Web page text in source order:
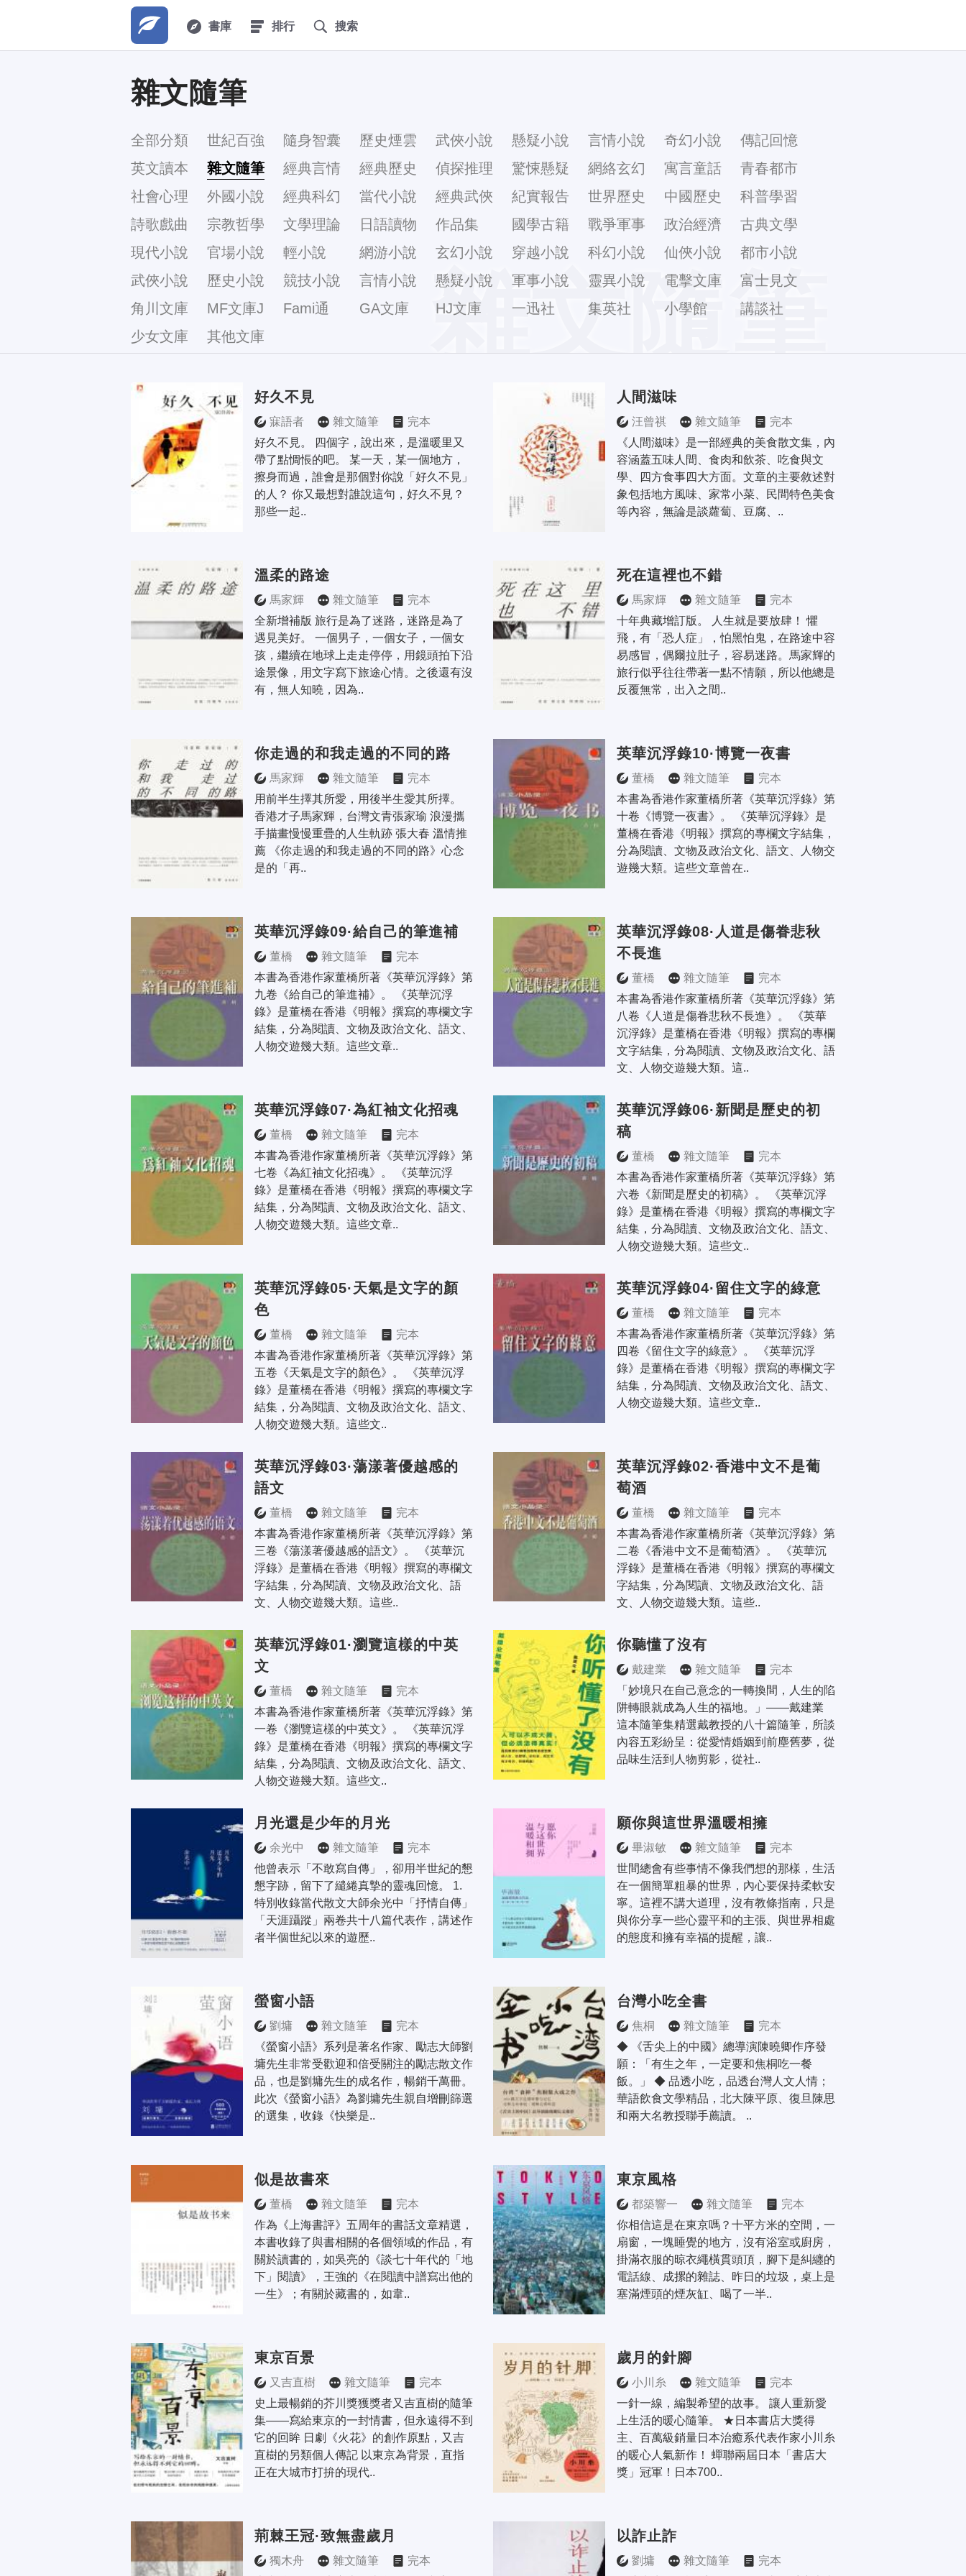
書庫 排行 搜索
雜文隨筆
雜文隨筆
全部分類 世紀百強 隨身智囊 歷史煙雲 武俠小說 懸疑小說 言情小說 奇幻小說
傳記回憶
英文讀本
雜文隨筆 經典言情 經典歷史 偵探推理 驚悚懸疑 網絡玄幻 寓言童話
青春都市
社會心理
外國小說 經典科幻 當代小說 經典武俠 紀實報告 世界歷史 中國歷史
科普學習
詩歌戲曲
宗教哲學 文學理論 日語讀物 作品集 國學古籍 戰爭軍事 政治經濟
古典文學
現代小說
官場小說 輕小說 網游小說 玄幻小說 穿越小說 科幻小說 仙俠小說
都市小說
武俠小說
歷史小說 競技小說 言情小說 懸疑小說 軍事小說 靈異小說 電擊文庫
富士見文
庫
角川文庫 MF文庫J
Fami通
GA文庫 HJ文庫 一迅社 集英社 小學館
講談社
少女文庫
其他文庫
好久不見
寐語者 雜文隨筆
完本
好久不見。 四個字，說出來，是溫暖里又
帶了點惆悵的吧。 某一天，某一個地方，
擦身而過，誰會是那個對你說「好久不見」
的人？ 你又最想對誰說這句，好久不見？
那些一起..
人間滋味
汪曾祺 雜文隨筆
完本
《人間滋味》是一部經典的美食散文集，內
容涵蓋五味人間、食肉和飲茶、吃食與文
學、四方食事四大方面。文章的主要敘述對
象包括地方風味、家常小菜、民間特色美食
等內容，無論是談蘿蔔、豆腐、..
溫柔的路途
馬家輝 雜文隨筆
完本
全新增補版 旅行是為了迷路，迷路是為了
遇見美好。 一個男子，一個女子，一個女
孩，繼續在地球上走走停停，用鏡頭拍下沿
途景像，用文字寫下旅途心情。之後還有沒
有，無人知曉，因為..
死在這裡也不錯
馬家輝 雜文隨筆
完本
十年典藏增訂版。 人生就是要放肆！ 懼
飛，有「恐人症」，怕黑怕鬼，在路途中容
易感冒，偶爾拉肚子，容易迷路。馬家輝的
旅行似乎往往帶著一點不情願，所以他總是
反覆無常，出入之間..
你走過的和我走過的不同的路
馬家輝 雜文隨筆
完本
用前半生擇其所愛，用後半生愛其所擇。
香港才子馬家輝，台灣文青張家瑜 浪漫攜
手描畫慢慢重疊的人生軌跡 張大春 溫情推
薦 《你走過的和我走過的不同的路》心念
是的「再..
英華沉浮錄10·博覽一夜書
董橋 雜文隨筆
完本
本書為香港作家董橋所著《英華沉浮錄》第
十卷《博覽一夜書》。 《英華沉浮錄》是
董橋在香港《明報》撰寫的專欄文字結集，
分為閱讀、文物及政治文化、語文、人物交
遊幾大類。這些文章曾在..
英華沉浮錄09·給自己的筆進補
董橋 雜文隨筆
完本
本書為香港作家董橋所著《英華沉浮錄》第
九卷《給自己的筆進補》。 《英華沉浮
錄》是董橋在香港《明報》撰寫的專欄文字
結集，分為閱讀、文物及政治文化、語文、
人物交遊幾大類。這些文章..
英華沉浮錄08·人道是傷眷悲秋
不長進
董橋 雜文隨筆
完本
本書為香港作家董橋所著《英華沉浮錄》第
八卷《人道是傷眷悲秋不長進》。 《英華
沉浮錄》是董橋在香港《明報》撰寫的專欄
文字結集，分為閱讀、文物及政治文化、語
文、人物交遊幾大類。這..
英華沉浮錄07·為紅袖文化招魂
董橋 雜文隨筆
完本
本書為香港作家董橋所著《英華沉浮錄》第
七卷《為紅袖文化招魂》。 《英華沉浮
錄》是董橋在香港《明報》撰寫的專欄文字
結集，分為閱讀、文物及政治文化、語文、
人物交遊幾大類。這些文章..
英華沉浮錄06·新聞是歷史的初
稿
董橋 雜文隨筆
完本
本書為香港作家董橋所著《英華沉浮錄》第
六卷《新聞是歷史的初稿》。 《英華沉浮
錄》是董橋在香港《明報》撰寫的專欄文字
結集，分為閱讀、文物及政治文化、語文、
人物交遊幾大類。這些文..
英華沉浮錄05·天氣是文字的顏
色
董橋 雜文隨筆
完本
本書為香港作家董橋所著《英華沉浮錄》第
五卷《天氣是文字的顏色》。 《英華沉浮
錄》是董橋在香港《明報》撰寫的專欄文字
結集，分為閱讀、文物及政治文化、語文、
人物交遊幾大類。這些文..
英華沉浮錄04·留住文字的綠意
董橋 雜文隨筆
完本
本書為香港作家董橋所著《英華沉浮錄》第
四卷《留住文字的綠意》。 《英華沉浮
錄》是董橋在香港《明報》撰寫的專欄文字
結集，分為閱讀、文物及政治文化、語文、
人物交遊幾大類。這些文章..
英華沉浮錄03·蕩漾著優越感的
語文
董橋 雜文隨筆
完本
本書為香港作家董橋所著《英華沉浮錄》第
三卷《蕩漾著優越感的語文》。 《英華沉
浮錄》是董橋在香港《明報》撰寫的專欄文
字結集，分為閱讀、文物及政治文化、語
文、人物交遊幾大類。這些..
英華沉浮錄02·香港中文不是葡
萄酒
董橋 雜文隨筆
完本
本書為香港作家董橋所著《英華沉浮錄》第
二卷《香港中文不是葡萄酒》。 《英華沉
浮錄》是董橋在香港《明報》撰寫的專欄文
字結集，分為閱讀、文物及政治文化、語
文、人物交遊幾大類。這些..
英華沉浮錄01·瀏覽這樣的中英
文
董橋 雜文隨筆
完本
本書為香港作家董橋所著《英華沉浮錄》第
一卷《瀏覽這樣的中英文》。 《英華沉浮
錄》是董橋在香港《明報》撰寫的專欄文字
結集，分為閱讀、文物及政治文化、語文、
人物交遊幾大類。這些文..
你聽懂了沒有
戴建業 雜文隨筆
完本
「妙境只在自己意念的一轉換間，人生的陷
阱轉眼就成為人生的福地。」——戴建業
這本隨筆集精選戴教授的八十篇隨筆，所談
內容五彩紛呈：從愛情婚姻到前塵舊夢，從
品味生活到人物剪影，從社..
月光還是少年的月光
余光中 雜文隨筆
完本
他曾表示「不敢寫自傳」，卻用半世紀的懇
懇字跡，留下了繾綣真摯的靈魂回憶。 1.
特別收錄當代散文大師余光中「抒情自傳」
「天涯躡蹤」兩卷共十八篇代表作，講述作
者半個世紀以來的遊歷..
願你與這世界溫暖相擁
畢淑敏 雜文隨筆
完本
世間總會有些事情不像我們想的那樣，生活
在一個簡單粗暴的世界，內心要保持柔軟安
寧。這裡不講大道理，沒有教條指南，只是
與你分享一些心靈平和的主張、與世界相處
的態度和擁有幸福的提醒，讓..
螢窗小語
劉墉 雜文隨筆
完本
《螢窗小語》系列是著名作家、勵志大師劉
墉先生非常受歡迎和倍受關注的勵志散文作
品，也是劉墉先生的成名作，暢銷千萬冊。
此次《螢窗小語》為劉墉先生親自增刪篩選
的選集，收錄《快樂是..
台灣小吃全書
焦桐 雜文隨筆
完本
◆ 《舌尖上的中國》總導演陳曉卿作序發
願：「有生之年，一定要和焦桐吃一餐
飯。」 ◆ 品透小吃，品透台灣人文人情；
華語飲食文學精品，北大陳平原、復旦陳思
和兩大名教授聯手薦讀。 ..
似是故書來
董橋 雜文隨筆
完本
作為《上海書評》五周年的書話文章精選，
本書收錄了與書相關的各個領域的作品，有
關於讀書的，如吳亮的《談七十年代的「地
下」閱讀》，王強的《在閱讀中譜寫出他的
一生》；有關於藏書的，如韋..
東京風格
都築響一 雜文隨筆
完本
你相信這是在東京嗎？十平方米的空間，一
扇窗，一塊睡覺的地方，沒有浴室或廚房，
掛滿衣服的晾衣繩橫貫頭頂，腳下是糾纏的
電話線、成摞的雜誌、昨日的垃圾，桌上是
塞滿煙頭的煙灰缸、喝了一半..
東京百景
又吉直樹 雜文隨筆
完本
史上最暢銷的芥川獎獲獎者又吉直樹的隨筆
集——寫給東京的一封情書，但永遠得不到
它的回眸 日劇《火花》的創作原點，又吉
直樹的另類個人傳記 以東京為背景，直指
正在大城市打拚的現代..
歲月的針腳
小川糸 雜文隨筆
完本
一針一線，編製希望的故事。 讓人重新愛
上生活的暖心隨筆。 ★日本書店大獎得
主、百萬級銷量日本治癒系代表作家小川糸
的暖心人氣新作！ 蟬聯兩屆日本「書店大
獎」冠軍！日本700..
荊棘王冠·致無盡歲月
獨木舟 雜文隨筆
完本
以詐止詐
劉墉 雜文隨筆
完本